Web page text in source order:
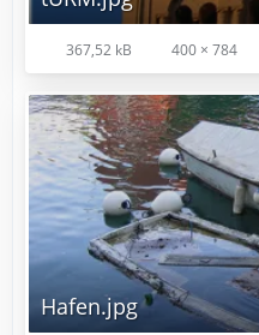
367,52 kB 400 × 784
Hafen.jpg